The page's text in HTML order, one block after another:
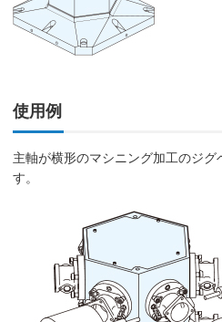
使用例
主軸が横形のマシニング加工のジグ
す。